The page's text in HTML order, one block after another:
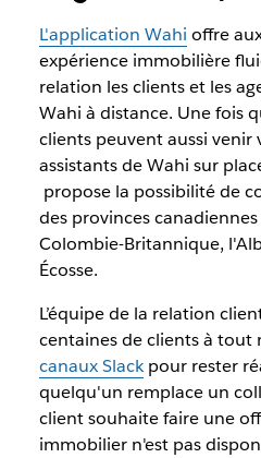
L'application Wahi offre
expérience immobilière
relation les clients et les
Wahi à distance. Une fois
clients peuvent aussi venir
assistants de Wahi sur
propose la possibilité de
des provinces
Colombie-Britannique,
Écosse.
L’équipe de la relation
centaines de clients à tout
canaux Slackpour rester
quelqu'un remplace un
client souhaite faire une
immobilier n'est pas